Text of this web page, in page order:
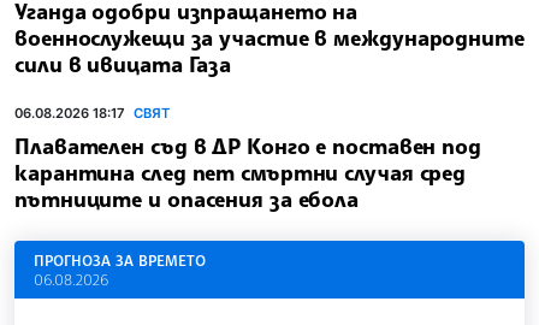
Уганда одобри изпращането на
военнослужещи за участие в международните
сили в ивицата Газа
06.08.2026 18:17 СВЯТ
Плавателен съд в ДР Конго е поставен под
карантина след пет смъртни случая сред
пътниците и опасения за ебола
ПРОГНОЗА ЗА ВРЕМЕТО
06.08.2026